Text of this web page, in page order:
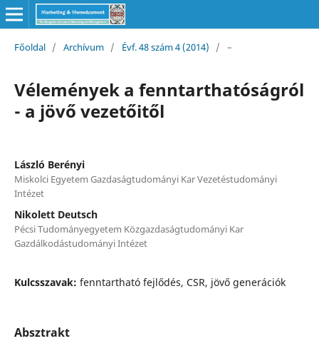
Főoldal / Archívum / Évf. 48 szám 4 (2014) / –
Vélemények a fenntarthatóságról
- a jövő vezetőitől
László Berényi
Miskolci Egyetem Gazdaságtudományi Kar Vezetéstudományi
Intézet
Nikolett Deutsch
Pécsi Tudományegyetem Közgazdaságtudományi Kar
Gazdálkodástudományi Intézet
Kulcsszavak: fenntartható fejlődés, CSR, jövő generációk
Absztrakt